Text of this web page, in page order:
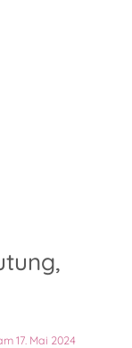
17. Mai 2024